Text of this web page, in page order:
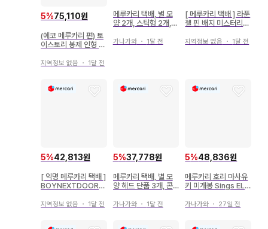
5%75,110원
(에코 메루카리 편) 토
이스토리 봉제 인형 3
로쏘
지역정보 없음 ・ 1달 전
메루카리 택배, 별 모
양 2개, 스틱형 2개,
가나가와・ 1달 전
[ 메루카리 택배 ] 라푼
젤 핀 배지 미스터리
지역정보 없음 ・ 1달 전
5%42,813원
[ 익명 메루카리 택배 ]
BOYNEXTDOOR
지역정보 없음 ・ 1달 전
5%37,778원
메루카리 택배, 별 모
양 헤드 단품 3개, 콘
가나가와・ 1달 전
5%48,836원
메루카리 호리 마사유
키 미개봉 Sings ELV
가나가와 ・ 27일 전